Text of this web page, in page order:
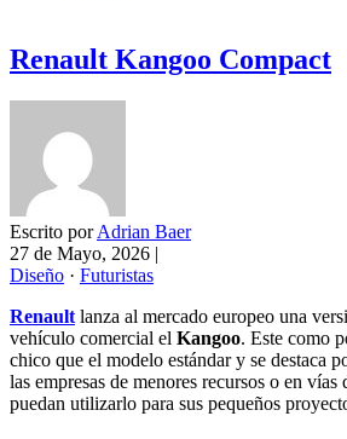
Renault Kangoo Compact
Escrito porAdrian Baer
27 de Mayo, 2026 |
Diseño · Futuristas
Renault lanza al mercado europeo una
vehículo comercial el Kangoo. Este como
chico que el modelo estándar y se destaca
las empresas de menores recursos o en
puedan utilizarlo para sus pequeños